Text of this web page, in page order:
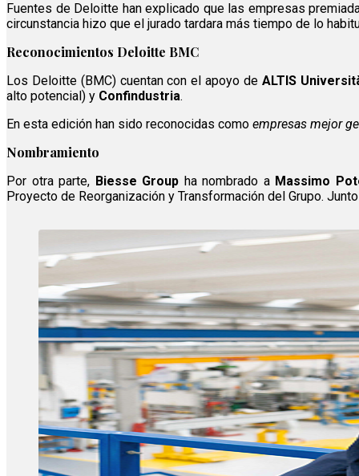
Fuentes de Deloitte han explicado que las empresas
circunstancia hizo que el jurado tardara más tiempo de lo
Reconocimientos Deloitte BMC
Los Deloitte (BMC) cuentan con el apoyo de ALTIS
alto potencial) y Confindustria.
En esta edición han sido reconocidas como empresas mejor
Nombramiento
Por otra parte, Biesse Group ha nombrado a Massimo
Proyecto de Reorganización y Transformación del Grupo.